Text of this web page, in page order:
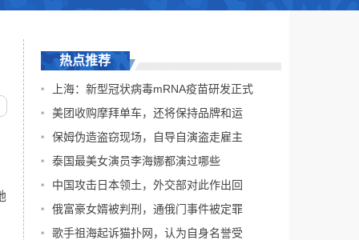
热点推荐
上海：新型冠状病毒mRNA疫苗研发正式
美团收购摩拜单车，还将保持品牌和运
保姆伪造盗窃现场，自导自演盗走雇主
泰国最美女演员李海娜都演过哪些
中国攻击日本领土，外交部对此作出回
俄富豪女婿被判刑，通俄门事件被定罪
歌手祖海起诉猫扑网，认为自身名誉受